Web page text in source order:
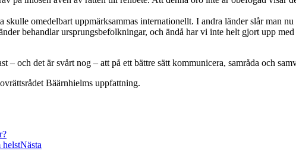
omedelbart uppmärksammas internationellt. I andra länder slår man
behandlar ursprungsbefolkningar, och ändå har vi inte helt gjort upp
– och det är svårt nog – att på ett bättre sätt kommunicera, samråda och
Bäärnhielms uppfattning.
helstNästa